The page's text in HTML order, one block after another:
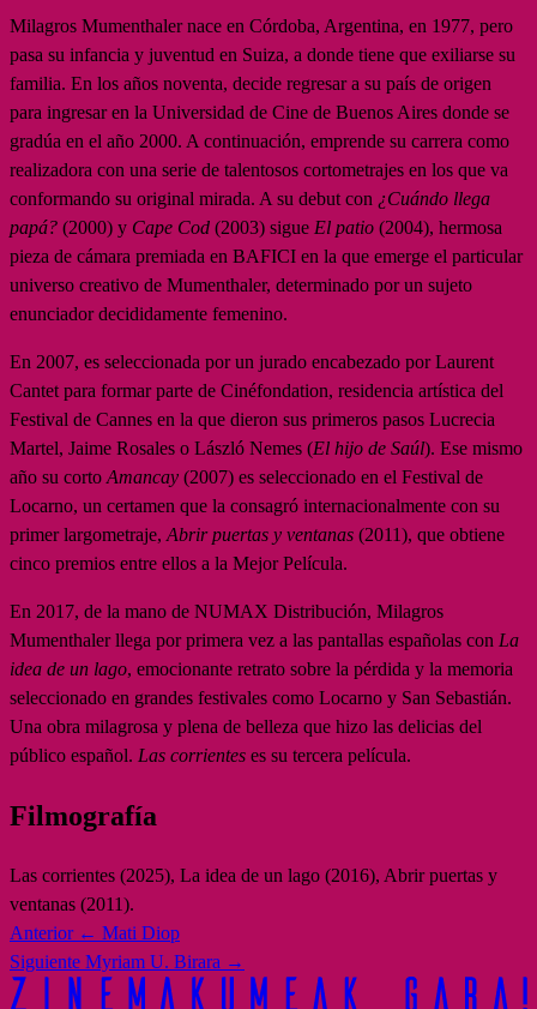
Milagros Mumenthaler nace en Córdoba, Argentina, en 1977, pero
pasa su infancia y juventud en Suiza, a donde tiene que exiliarse su
familia. En los años noventa, decide regresar a su país de origen
para ingresar en la Universidad de Cine de Buenos Aires donde se
gradúa en el año 2000. A continuación, emprende su carrera como
realizadora con una serie de talentosos cortometrajes en los que va
conformando su original mirada. A su debut con ¿Cuándo llega
papá? (2000) y Cape Cod (2003) sigue El patio (2004), hermosa
pieza de cámara premiada en BAFICI en la que emerge el particular
universo creativo de Mumenthaler, determinado por un sujeto
enunciador decididamente femenino.
En 2007, es seleccionada por un jurado encabezado por Laurent
Cantet para formar parte de Cinéfondation, residencia artística del
Festival de Cannes en la que dieron sus primeros pasos Lucrecia
Martel, Jaime Rosales o László Nemes (El hijo de Saúl). Ese mismo
año su corto Amancay (2007) es seleccionado en el Festival de
Locarno, un certamen que la consagró internacionalmente con su
primer largometraje, Abrir puertas y ventanas (2011), que obtiene
cinco premios entre ellos a la Mejor Película.
En 2017, de la mano de NUMAX Distribución, Milagros
Mumenthaler llega por primera vez a las pantallas españolas con La
idea de un lago, emocionante retrato sobre la pérdida y la memoria
seleccionado en grandes festivales como Locarno y San Sebastián.
Una obra milagrosa y plena de belleza que hizo las delicias del
público español. Las corrientes es su tercera película.
Filmografía
Las corrientes (2025), La idea de un lago (2016), Abrir puertas y
ventanas (2011).
Anterior ← Mati Diop
Siguiente Myriam U. Birara →